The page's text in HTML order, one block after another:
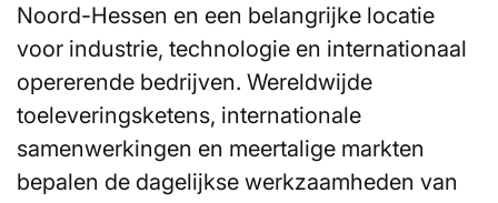
Noord-Hessen en een belangrijke locatie
voor industrie, technologie en internationaal
opererende bedrijven. Wereldwijde
toeleveringsketens, internationale
samenwerkingen en meertalige markten
bepalen de dagelijkse werkzaamheden van